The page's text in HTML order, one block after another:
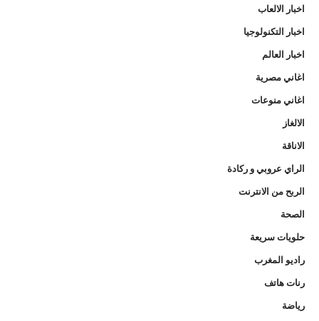
اخبار الالعاب
اخبار التكنولوجيا
اخبار العالم
اغاني مصرية
اغاني منوعات
الالغاز
الاناقة
الراي عروبي و ركادة
الربح من الانترنت
الصحة
حلويات سريعة
راديو المغرب
رنات هاتف
رياضة